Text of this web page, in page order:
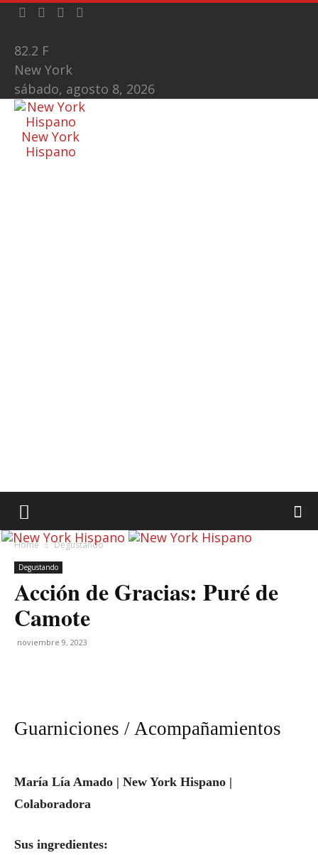
82.2 F
New York
sábado, agosto 8, 2026
New York
Hispano
Home Degustando
Degustando
Acción de Gracias: Puré de
Camote
noviembre 9, 2023
Guarniciones / Acompañamientos
María Lía Amado | New York Hispano |
Colaboradora
Sus ingredientes: